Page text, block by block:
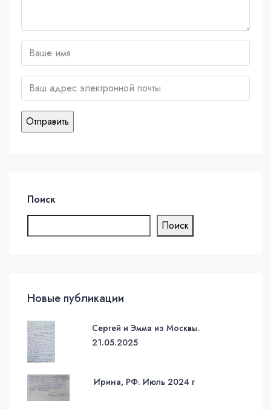
Поиск
Поиск
Новые публикации
Сергей и Эмма из Москвы.
21.05.2025
Ирина, РФ. Июль 2024 г